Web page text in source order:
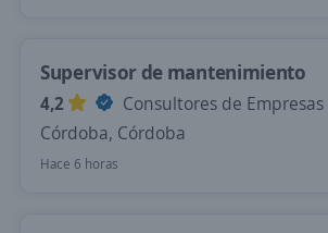
Supervisor de mantenimiento
4,2
Consultores de Empresas
Córdoba, Córdoba
Hace 6 horas